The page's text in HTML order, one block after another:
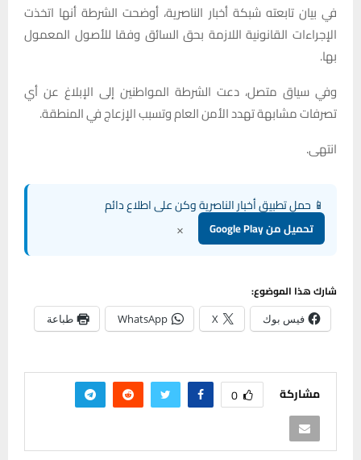
في بيان تابعته شبكة أخبار الناصرية، أوضحت الشرطة أنها اتخذت
الإجراءات القانونية اللازمة بحق السائق وفقا للأصول المعمول
بها.
وفي سياق متصل، دعت الشرطة المواطنين إلى الإبلاغ عن أي
تصرفات مشابهة تهدد الأمن العام وتسبب الإزعاج في المنطقة.
انتهى.
📱 حمل تطبيق أخبار الناصرية وكن على اطلاع دائم
تحميل من Google Play ×
شارك هذا الموضوع:
فيس بوك X
WhatsApp طباعة
مشاركة 0